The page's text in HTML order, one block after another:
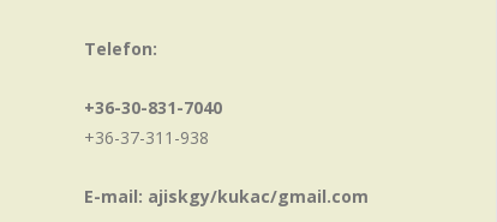
Telefon:
+36-30-831-7040
+36-37-311-938
E-mail: ajiskgy/kukac/gmail.com